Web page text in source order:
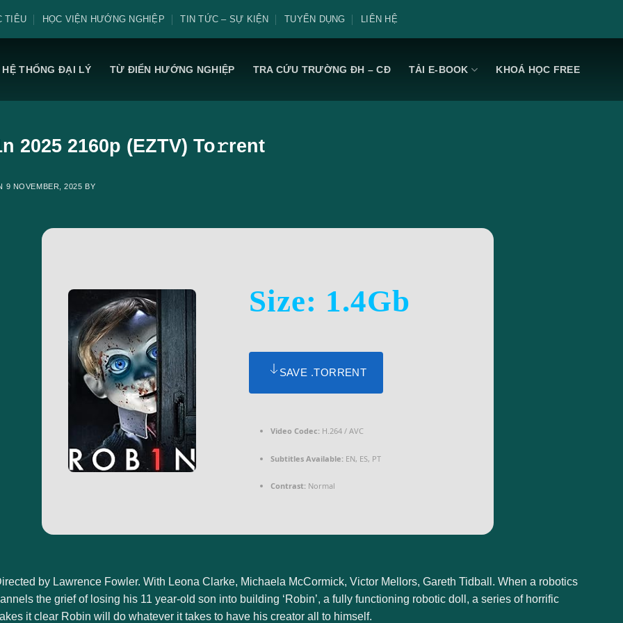
TIÊU HỌC VIỆN HƯỚNG NGHIỆP TIN TỨC – SỰ KIỆN TUYỂN DỤNG LIÊN HỆ
HỆ THỐNG ĐẠI LÝ TỪ ĐIỂN HƯỚNG NGHIỆP TRA CỨU TRƯỜNG ĐH – CĐ TẢI E-BOOK KHOÁ HỌC FREE
2025 2160p (EZTV) To𝚛rent
9 NOVEMBER, 2025 BY
Size: 1.4Gb
SAVE .TORRENT
Video Codec:H.264 / AVC
Subtitles Available:EN, ES, PT
Contrast:Normal
by Lawrence Fowler. With Leona Clarke, Michaela McCormick, Victor Mellors, Gareth Tidball. When a robotics
the grief of losing his 11 year-old son into building ‘Robin’, a fully functioning robotic doll, a series of horrific
it clear Robin will do whatever it takes to have his creator all to himself.